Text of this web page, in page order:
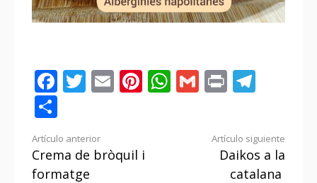
Facebook
Twitter
EmailPinterest
WhatsApp
Gmail
Print
Seguir
leyendo
Artículo anterior
Crema de bròquil i
formatge
Artículo siguiente
Daikos a la
catalana